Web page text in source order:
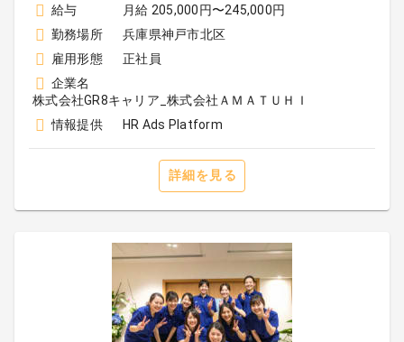
給与
月給 205,000円〜245,000円
勤務場所
兵庫県神戸市北区
雇用形態
正社員
企業名
株式会社GR8キャリア_株式会社ＡＭＡＴＵＨＩ
情報提供
HR Ads Platform
詳細を見る